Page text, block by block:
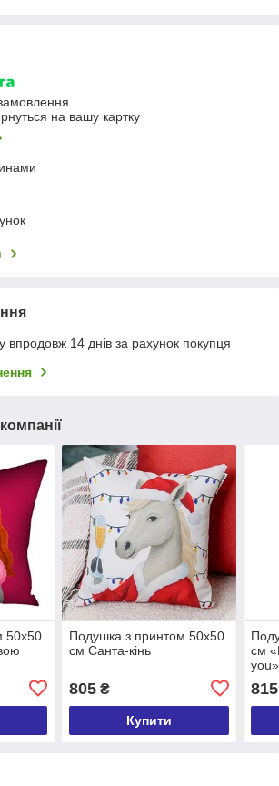
на вашу картку
впродовж 14 днів за рахунок покупця
50x50
Подушка з принтом 50x50
см Санта-кінь
805₴
Купити
см
you»
815